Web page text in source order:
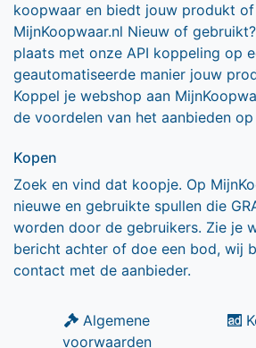
koopwaar en biedt jouw produkt
MijnKoopwaar.nl Nieuw of
plaats met onze API koppeling op
geautomatiseerde manier jouw
Koppel je webshop aan
de voordelen van het aanbieden
Kopen
Zoek en vind dat koopje. Op
nieuwe en gebruikte spullen die
worden door de gebruikers. Zie je
bericht achter of doe een bod, wij
contact met de aanbieder.
Algemene
voorwaarden